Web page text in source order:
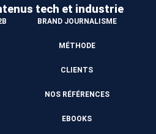
tech et industrie
BRAND JOURNALISME
MÉTHODE
CLIENTS
NOS RÉFÉRENCES
EBOOKS